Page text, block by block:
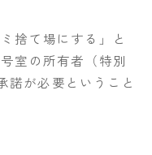
捨て場にする」と
室の所有者（特別
諾が必要ということ